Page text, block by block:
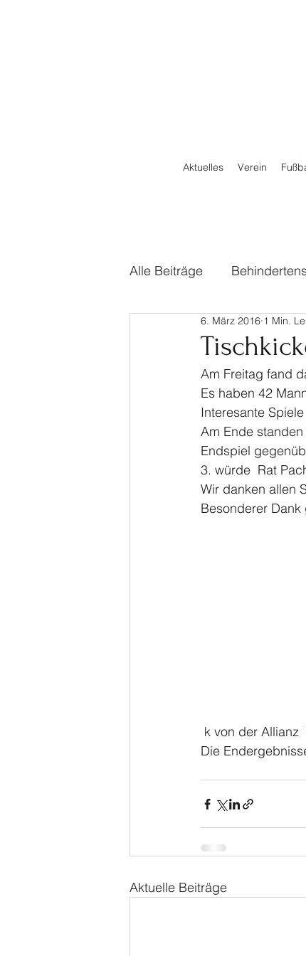
Aktuelles Verein
Alle Beiträge
Sinalco Cup 2020
Allgemein Parasport
6. März 2016 1 Min.
Am Freitag fand
Es haben 42
Interesante
Am Ende
Endspiel
3. würde  Rat
Wir danken allen
Besonderer
k von der Allianz
Die
Aktuelle Beiträge